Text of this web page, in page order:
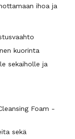
ihoa ja
kuorinta
sekaiholle ja
Foam -
sekä